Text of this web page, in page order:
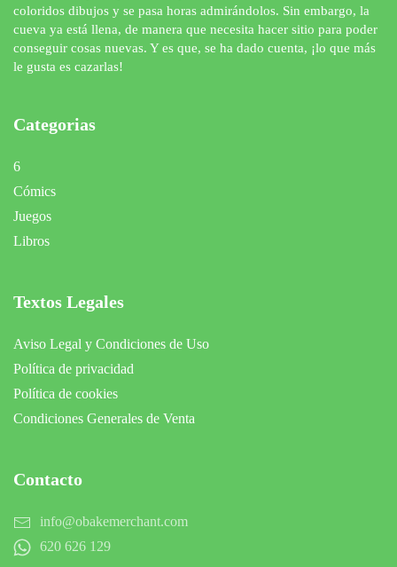
coloridos dibujos y se pasa horas admirándolos. Sin embargo, la
cueva ya está llena, de manera que necesita hacer sitio para poder
conseguir cosas nuevas. Y es que, se ha dado cuenta, ¡lo que más
le gusta es cazarlas!
Categorias
6
Cómics
Juegos
Libros
Textos Legales
Aviso Legal y Condiciones de Uso
Política de privacidad
Política de cookies
Condiciones Generales de Venta
Contacto
info@obakemerchant.com
620 626 129